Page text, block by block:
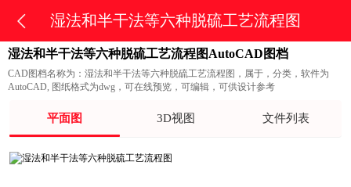
湿法和半干法等六种脱硫工艺流程图
湿法和半干法等六种脱硫工艺流程图AutoCAD图档
CAD图档名称为：湿法和半干法等六种脱硫工艺流程图，属于，分类，软件为
AutoCAD, 图纸格式为dwg，可在线预览，可编辑，可供设计参考
平面图 3D视图 文件列表